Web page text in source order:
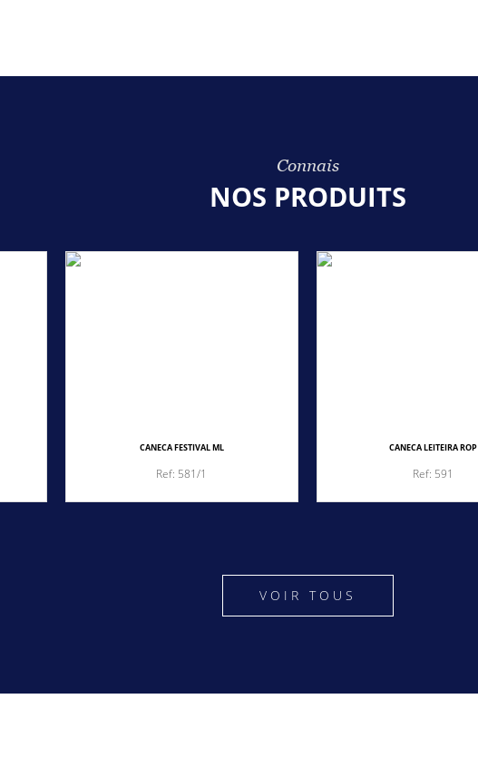
Connais
NOS PRODUITS
CANECA FESTIVAL ML
Ref: 581/1
CANECA LEITEIRA ROP
Ref: 591
VOIR TOUS